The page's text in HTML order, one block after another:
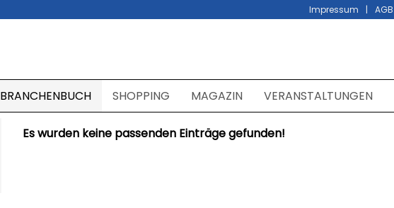
Impressum AGB
BRANCHENBUCH SHOPPING MAGAZIN VERANSTALTUNGEN
Es wurden keine passenden Einträge gefunden!